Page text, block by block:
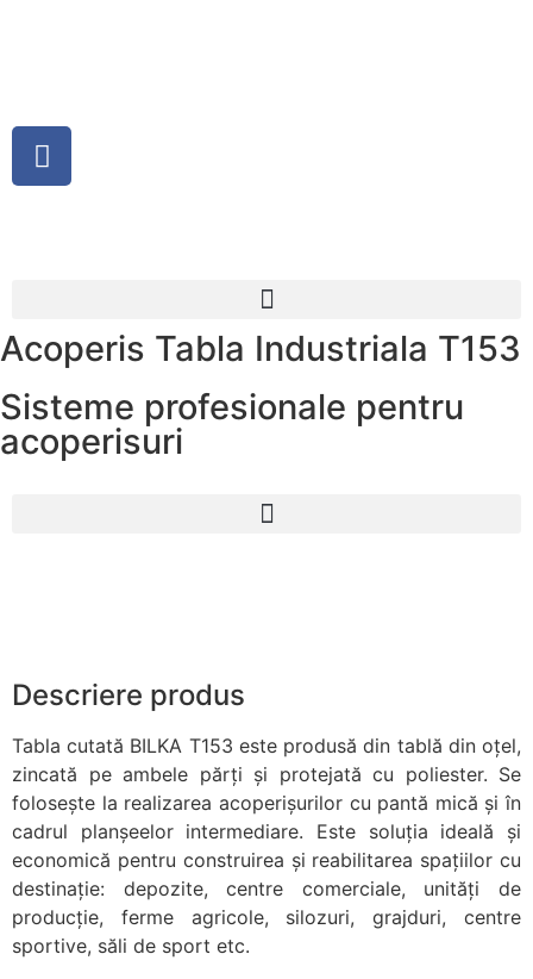
Acoperis Tabla Industriala T153
Sisteme profesionale pentru
acoperisuri
Descriere produs
Tabla cutată BILKA T153 este produsă din tablă din oțel,
zincată pe ambele părți și protejată cu poliester. Se
folosește la realizarea acoperișurilor cu pantă mică și în
cadrul planșeelor intermediare. Este soluția ideală și
economică pentru construirea și reabilitarea spațiilor cu
destinație: depozite, centre comerciale, unități de
producție, ferme agricole, silozuri, grajduri, centre
sportive, săli de sport etc.